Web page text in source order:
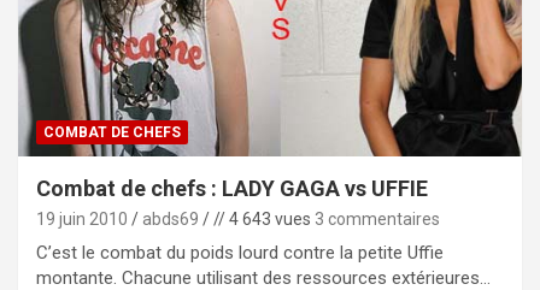
COMBAT DE CHEFS
Combat de chefs : LADY GAGA vs UFFIE
19 juin 2010 abds69 // 4 643 vues 3 commentaires
C’est le combat du poids lourd contre la petite Uffie
montante. Chacune utilisant des ressources extérieures…